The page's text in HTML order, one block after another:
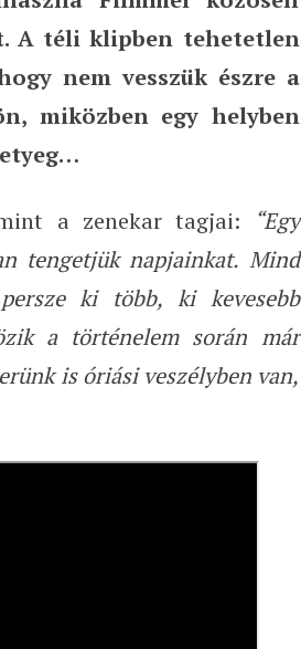
A téli klipben tehetetlen
nem vesszük észre a
miközben egy helyben
a zenekar tagjai: “Egy
tengetjük napjainkat. Mind
ki több, ki kevesebb
a történelem során már
is óriási veszélyben van,